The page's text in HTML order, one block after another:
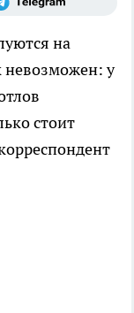
на
невозможен: у
стоит